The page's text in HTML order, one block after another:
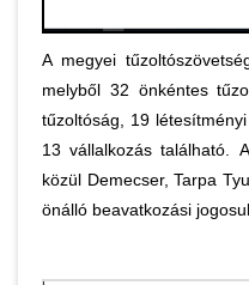
A megyei
melyből 32 önkéntes
tűzoltóság, 19
13 vállalkozás található.
közül Demecser, Tarpa
önálló beavatkozási